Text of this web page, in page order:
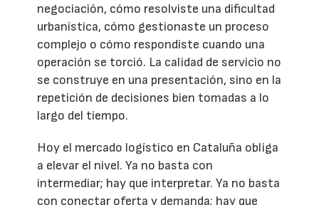
negociación, cómo resolviste una dificultad
urbanística, cómo gestionaste un proceso
complejo o cómo respondiste cuando una
operación se torció. La calidad de servicio no
se construye en una presentación, sino en la
repetición de decisiones bien tomadas a lo
largo del tiempo.
Hoy el mercado logístico en Cataluña obliga
a elevar el nivel. Ya no basta con
intermediar; hay que interpretar. Ya no basta
con conectar oferta y demanda; hay que